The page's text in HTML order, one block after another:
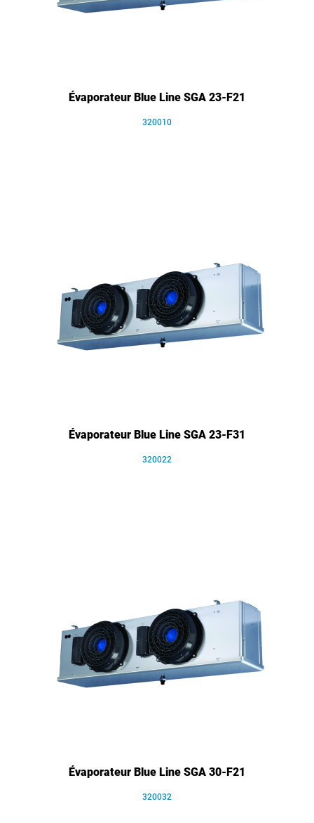
Évaporateur Blue Line SGA 23-F21
320010
Évaporateur Blue Line SGA 23-F31
320022
Évaporateur Blue Line SGA 30-F21
320032